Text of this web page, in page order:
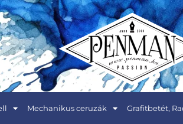
Mechanikus ceruzák Grafitbetét,